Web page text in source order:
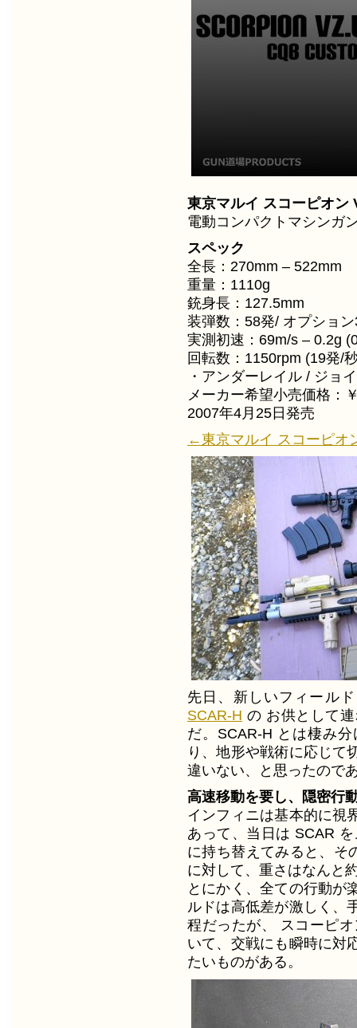
東京マルイ スコーピオン
電動コンパクトマシンガ
スペック
全長：270mm – 522mm
重量：1110g
銃身長：127.5mm
装弾数：58発/ オプショ
実測初速：69m/s – 0.2g
回転数：1150rpm (19発
・アンダーレイル / ジョ
メーカー希望小売価格：
2007年4月25日発売
←東京マルイ スコーピオ
先日、新しいフィール
SCAR-H の お供として
だ。SCAR-H とは棲み
り、地形や戦術に応じて
違いない、と思ったので
高速移動を要し、隠密行
インフィニは基本的に視
あって、当日は SCAR
に持ち替えてみると、そ
に対して、重さはなんと
とにかく、全ての行動が
ルドは高低差が激しく、
程だったが、 スコーピ
いて、交戦にも瞬時に対
たいものがある。